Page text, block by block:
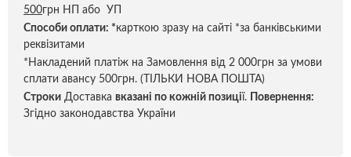
500грн НП або УП
Способи оплати: *карткою зразу на сайті *за банківськими
реквізитами
*Накладений платіж на Замовлення від 2 000грн за умови
сплати авансу 500грн. (ТІЛЬКИ НОВА ПОШТА)
Строки Доставка вказані по кожній позиції.
Повернення:
Згідно законодавства України